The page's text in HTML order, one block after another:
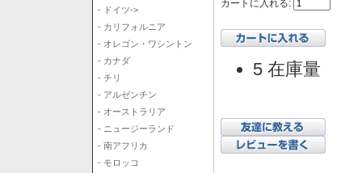
- ドイツ->
- カリフォルニア
- オレゴン・ワシントン
- カナダ
- チリ
- アルゼンチン
- オーストラリア
- ニュージーランド
- 南アフリカ
- モロッコ
カートに入れる:
5 在庫量